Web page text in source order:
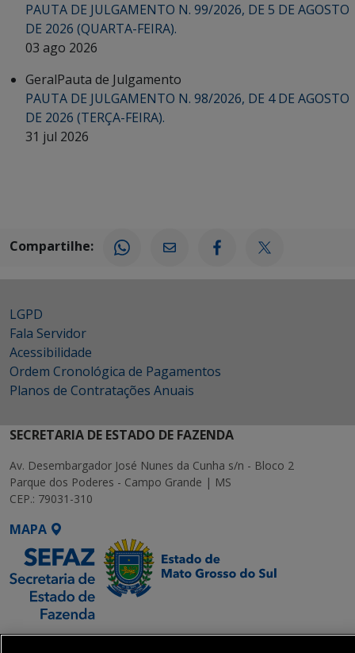
PAUTA DE JULGAMENTO N. 99/2026, DE 5 DE AGOSTO
DE 2026 (QUARTA-FEIRA).
03 ago 2026
GeralPauta de Julgamento
PAUTA DE JULGAMENTO N. 98/2026, DE 4 DE AGOSTO
DE 2026 (TERÇA-FEIRA).
31 jul 2026
Compartilhe:
LGPD
Fala Servidor
Acessibilidade
Ordem Cronológica de Pagamentos
Planos de Contratações Anuais
SECRETARIA DE ESTADO DE FAZENDA
Av. Desembargador José Nunes da Cunha s/n - Bloco 2
Parque dos Poderes - Campo Grande | MS
CEP.: 79031-310
MAPA
SETDIG | Secretaria-